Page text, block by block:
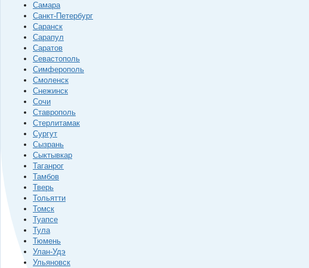
Самара
Санкт-Петербург
Саранск
Сарапул
Саратов
Севастополь
Симферополь
Смоленск
Снежинск
Сочи
Ставрополь
Стерлитамак
Сургут
Сызрань
Сыктывкар
Таганрог
Тамбов
Тверь
Тольятти
Томск
Туапсе
Тула
Тюмень
Улан-Удэ
Ульяновск